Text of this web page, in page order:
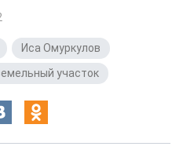
Иса Омуркулов
участок